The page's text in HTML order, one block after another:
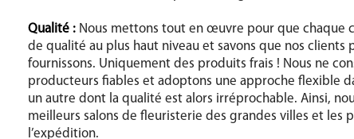
Qualité : Nous mettons tout en œuvre pour que chaque
de qualité au plus haut niveau et savons que nos
fournissons. Uniquement des produits frais ! Nous ne
producteurs fiables et adoptons une approche flexible
un autre dont la qualité est alors irréprochable. Ainsi,
meilleurs salons de fleuristerie des grandes villes et
l’expédition.